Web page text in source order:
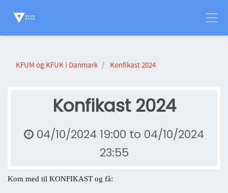
KFUM og KFUK i Danmark Konfikast 2024
Konfikast 2024
04/10/2024 19:00 to 04/10/2024
23:55
Kom med til KONFIKAST og få: